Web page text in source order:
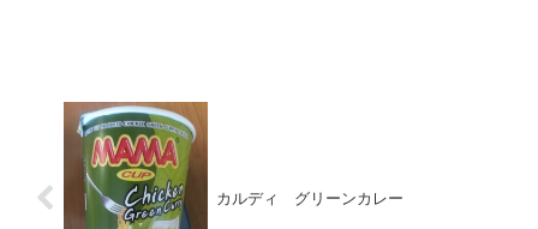
カルディ グリーンカレー